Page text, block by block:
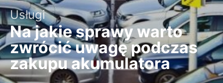
Usługi
Na jakie sprawy warto
zwrócić uwagę podczas
zakupu akumulatora